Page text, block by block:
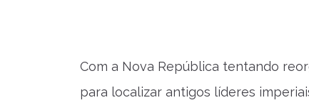
Com a Nova República tentando
para localizar antigos líderes